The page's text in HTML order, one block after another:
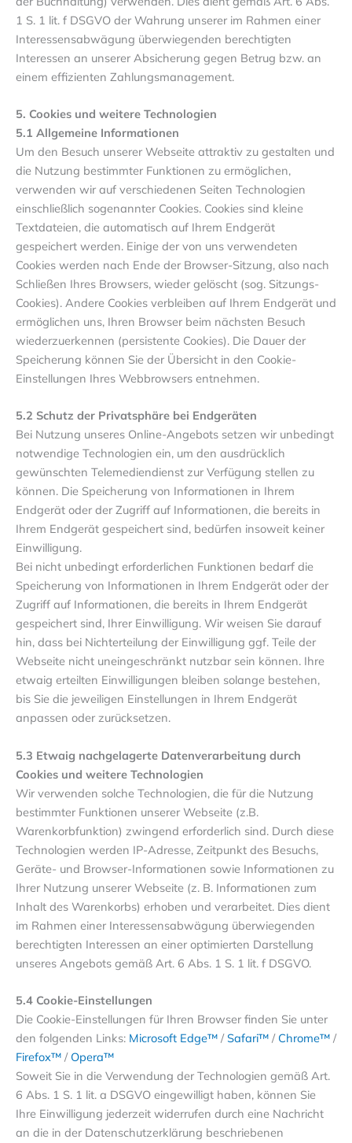
1 S. 1 lit. f DSGVO der Wahrung unserer im Rahmen einer
Interessensabwägung überwiegenden berechtigten
Interessen an unserer Absicherung gegen Betrug bzw. an
einem effizienten Zahlungsmanagement.
5. Cookies und weitere Technologien
5.1 Allgemeine Informationen
Um den Besuch unserer Webseite attraktiv zu gestalten und
die Nutzung bestimmter Funktionen zu ermöglichen,
verwenden wir auf verschiedenen Seiten Technologien
einschließlich sogenannter Cookies. Cookies sind kleine
Textdateien, die automatisch auf Ihrem Endgerät
gespeichert werden. Einige der von uns verwendeten
Cookies werden nach Ende der Browser-Sitzung, also nach
Schließen Ihres Browsers, wieder gelöscht (sog. Sitzungs-
Cookies). Andere Cookies verbleiben auf Ihrem Endgerät und
ermöglichen uns, Ihren Browser beim nächsten Besuch
wiederzuerkennen (persistente Cookies). Die Dauer der
Speicherung können Sie der Übersicht in den Cookie-
Einstellungen Ihres Webbrowsers entnehmen.
5.2 Schutz der Privatsphäre bei Endgeräten
Bei Nutzung unseres Online-Angebots setzen wir unbedingt
notwendige Technologien ein, um den ausdrücklich
gewünschten Telemediendienst zur Verfügung stellen zu
können. Die Speicherung von Informationen in Ihrem
Endgerät oder der Zugriff auf Informationen, die bereits in
Ihrem Endgerät gespeichert sind, bedürfen insoweit keiner
Einwilligung.
Bei nicht unbedingt erforderlichen Funktionen bedarf die
Speicherung von Informationen in Ihrem Endgerät oder der
Zugriff auf Informationen, die bereits in Ihrem Endgerät
gespeichert sind, Ihrer Einwilligung. Wir weisen Sie darauf
hin, dass bei Nichterteilung der Einwilligung ggf. Teile der
Webseite nicht uneingeschränkt nutzbar sein können. Ihre
etwaig erteilten Einwilligungen bleiben solange bestehen,
bis Sie die jeweiligen Einstellungen in Ihrem Endgerät
anpassen oder zurücksetzen.
5.3 Etwaig nachgelagerte Datenverarbeitung durch
Cookies und weitere Technologien
Wir verwenden solche Technologien, die für die Nutzung
bestimmter Funktionen unserer Webseite (z.B.
Warenkorbfunktion) zwingend erforderlich sind. Durch diese
Technologien werden IP-Adresse, Zeitpunkt des Besuchs,
Geräte- und Browser-Informationen sowie Informationen zu
Ihrer Nutzung unserer Webseite (z. B. Informationen zum
Inhalt des Warenkorbs) erhoben und verarbeitet. Dies dient
im Rahmen einer Interessensabwägung überwiegenden
berechtigten Interessen an einer optimierten Darstellung
unseres Angebots gemäß Art. 6 Abs. 1 S. 1 lit. f DSGVO.
5.4 Cookie-Einstellungen
Die Cookie-Einstellungen für Ihren Browser finden Sie unter
den folgenden Links: Microsoft Edge™ /Safari™ / Chrome™ /
Firefox™ / Opera™
Soweit Sie in die Verwendung der Technologien gemäß Art.
6 Abs. 1 S. 1 lit. a DSGVO eingewilligt haben, können Sie
Ihre Einwilligung jederzeit widerrufen durch eine Nachricht
an die in der Datenschutzerklärung beschriebenen